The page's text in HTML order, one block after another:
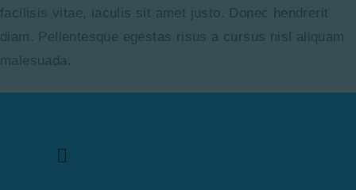
facilisis vitae, iaculis sit amet justo. Donec hendrerit
diam. Pellentesque egestas risus a cursus nisl aliquam
malesuada.